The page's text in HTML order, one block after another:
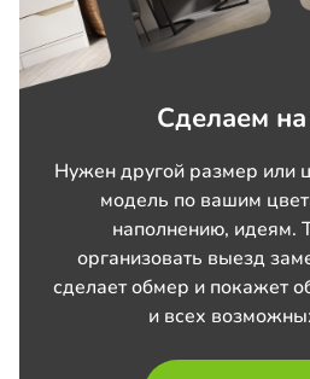
Сделаем на
Нужен другой размер или
модель по вашим
наполнению, идеям.
организовать выезд
сделает обмер и покажет
и всех